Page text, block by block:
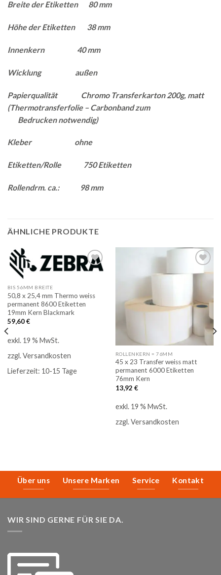
Breite der Etiketten 80 mm
Höhe der Etiketten 38 mm
Innenkern 40 mm
Wicklung außen
Papierqualität Chromo Transferkarton 200g, matt
(Thermotransferfolie – Carbonband zum
Bedrucken notwendig)
Kleber ohne
Etiketten/Rolle 750 Etiketten
Rollendrm. ca.: 98 mm
ÄHNLICHE PRODUKTE
Merkliste
BIS 56MM BREITE
50,8 x 25,4 mm Thermo weiss
permanent 8600 Etiketten
19mm Kern Blackmark
59,60€
exkl. 19 % MwSt.
zzgl.Versandkosten
Lieferzeit: 10-15 Tage
Merkliste
ROLLENKERN = 76MM
45 x 23 Transfer weiss matt
permanent 6000 Etiketten
76mm Kern
13,92 €
exkl. 19 % MwSt.
zzgl.Versandkosten
Über uns Unsere Marken Service Kontakt
WIR SIND GERNE FÜR SIE DA.